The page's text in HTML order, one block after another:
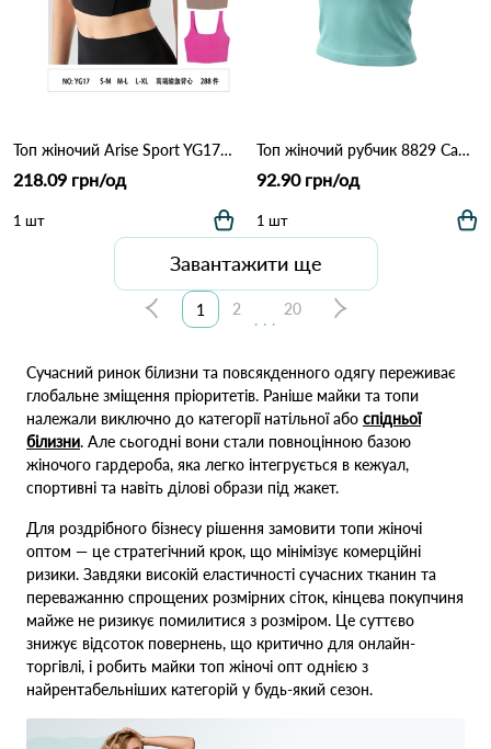
Топ жіночий Arise Sport YG17 Різні кольори
218.09 грн/од
1 шт
Топ жіночий рубчик 8829 Салатовий
92.90 грн/од
1 шт
Завантажити ще
1 2
...
20
Сучасний ринок білизни та повсякденного одягу переживає
глобальне зміщення пріоритетів. Раніше майки та топи
належали виключно до категорії натільної або спідньої
білизни. Але сьогодні вони стали повноцінною базою
жіночого гардероба, яка легко інтегрується в кежуал,
спортивні та навіть ділові образи під жакет.
Для роздрібного бізнесу рішення замовити топи жіночі
оптом — це стратегічний крок, що мінімізує комерційні
ризики. Завдяки високій еластичності сучасних тканин та
переважанню спрощених розмірних сіток, кінцева покупчиня
майже не ризикує помилитися з розміром. Це суттєво
знижує відсоток повернень, що критично для онлайн-
торгівлі, і робить майки топ жіночі опт однією з
найрентабельніших категорій у будь-який сезон.